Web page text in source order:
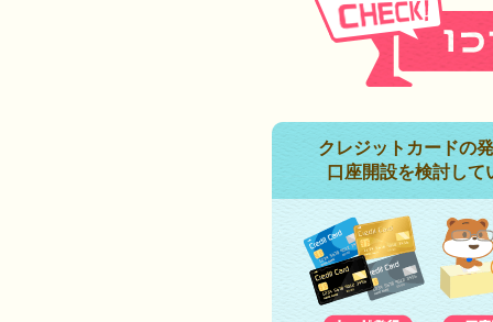
クレジットカードの
口座開設を検討して